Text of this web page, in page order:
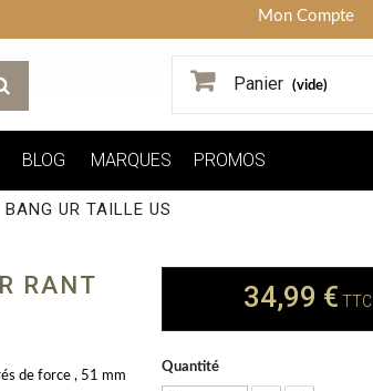
Mon Compte
Panier (vide)
BLOG MARQUES PROMOS
UR TAILLE US
RANT
de force , 51 mm
34,99 € TTC
Quantité